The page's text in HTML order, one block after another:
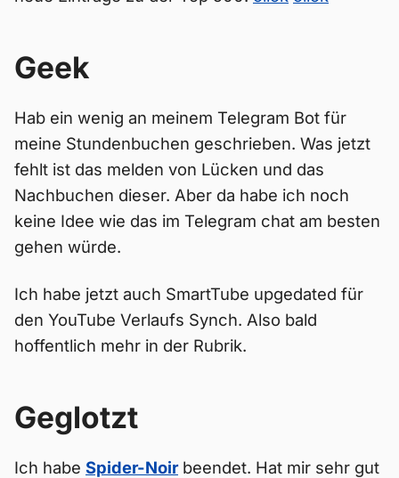
Geek
Hab ein wenig an meinem Telegram Bot für
meine Stundenbuchen geschrieben. Was jetzt
fehlt ist das melden von Lücken und das
Nachbuchen dieser. Aber da habe ich noch
keine Idee wie das im Telegram chat am besten
gehen würde.
Ich habe jetzt auch SmartTube upgedated für
den YouTube Verlaufs Synch. Also bald
hoffentlich mehr in der Rubrik.
Geglotzt
Ich habe Spider-Noirbeendet. Hat mir sehr gut